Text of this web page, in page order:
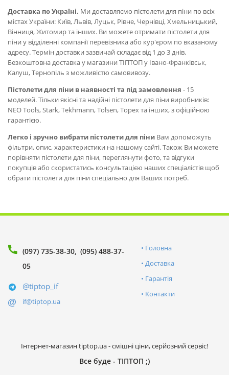
Доставка по Україні. Ми доставляємо пістолети для піни по всіх
містах України: Київ, Львів, Луцьк, Рівне, Чернівці, Хмельницький,
Вінниця, Житомир та інших. Ви можете отримати пістолети для
піни у відділенні компанії перевізника або кур'єром по вказаному
адресу. Термін доставки зазвичай складає від 1 до 3 днів.
Безкоштовна доставка у магазини ТІПТОП у Івано-Франківськ,
Калуш, Тернопіль з можливістю самовивозу.
Пістолети для піни в наявності та під замовлення - 15
моделей. Тільки якісні та надійні пістолети для піни виробників:
NEO Tools, Stark, Tekhmann, Tolsen, Topex та інших, з офіційною
гарантією.
Легко і зручно вибрати пістолети для піни Вам допоможуть
фільтри, опис, характеристики на нашому сайті. Також Ви можете
порівняти пістолети для піни, переглянути фото, та відгуки
покупців або скористатись консультацією наших спеціалістів щоб
обрати пістолети для піни спеціально для Ваших потреб.
(097) 735-38-30 (095) 488-37-
05
@tiptop_if
if@tiptop.ua
Головна
Доставка
Гарантія
Контакти
Інтернет-магазин tiptop.ua - смішні ціни, серйозний сервіс!
Все буде - ТІПТОП ;)